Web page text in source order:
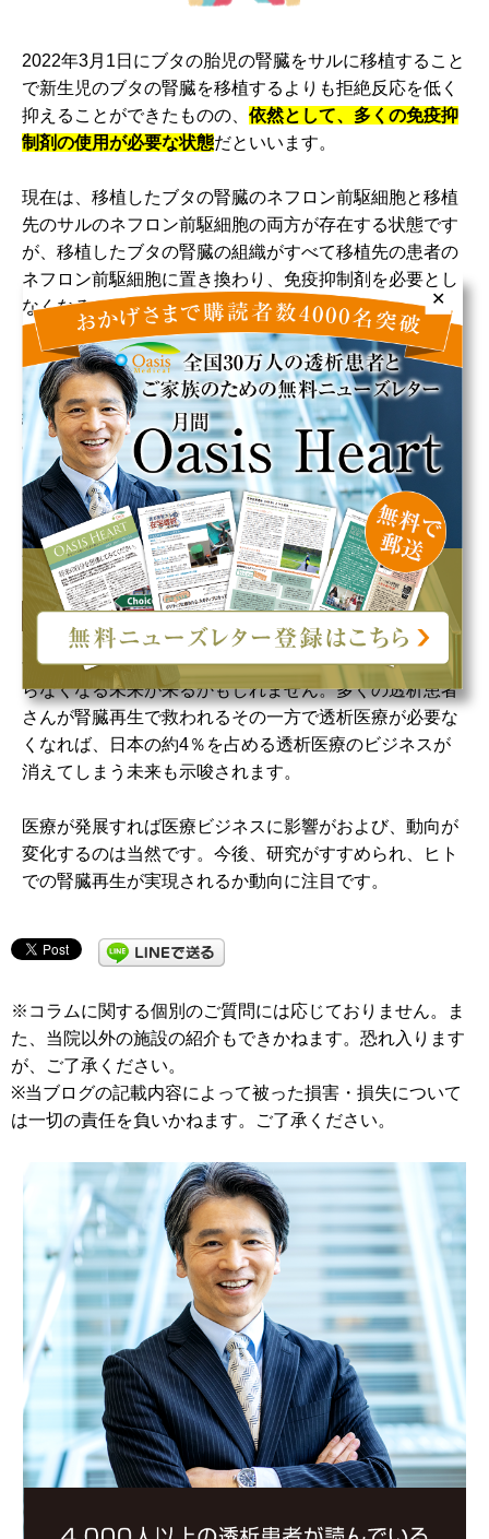
2022年3月1日にブタの胎児の腎臓をサルに移植すること
で新生児のブタの腎臓を移植するよりも拒絶反応を低く
抑えることができたものの、 依然として、多くの免疫抑
制剤の使用が必要な状態だといいます。
現在は、移植したブタの腎臓のネフロン前駆細胞と移植
先のサルのネフロン前駆細胞の両方が存在する状態です
が、移植したブタの腎臓の組織がすべて移植先の患者の
ネフロン前駆細胞に置き換わり、免疫抑制剤を必要とし
なくなることが目標とされています。
そのために、患者由来のiPS細胞からネフロン前駆細胞
を迅速につくる技術の開発と、薬剤を利用してブタの組
織が消失するような遺伝子改変ブタをつくる研究がすす
められています。
東京慈恵会医科大学らプレスリリース ブタ腎臓移植
は、胎仔腎臓の方が拒絶反応が弱い〜サルを用いた世界
初の証明〜 2022.3.1
まとめ
今後さらに腎臓再生の研究が進めば、人工透析はもうい
らなくなる未来が来るかもしれません。多くの透析患者
さんが腎臓再生で救われるその一方で透析医療が必要な
くなれば、日本の約4％を占める透析医療のビジネスが
消えてしまう未来も示唆されます。
医療が発展すれば医療ビジネスに影響がおよび、動向が
変化するのは当然です。今後、研究がすすめられ、ヒト
での腎臓再生が実現されるか動向に注目です。
※コラムに関する個別のご質問には応じておりません。ま
た、当院以外の施設の紹介もできかねます。恐れ入ります
が、ご了承ください。
※当ブログの記載内容によって被った損害・損失について
は一切の責任を負いかねます。ご了承ください。
✕